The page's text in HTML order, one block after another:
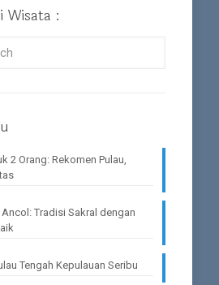
Wisata :
2 Orang: Rekomen Pulau,
Tradisi Sakral dengan
Tengah Kepulauan Seribu